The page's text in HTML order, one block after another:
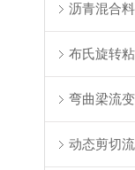
沥青混合
布氏旋转
弯曲梁流
动态剪切